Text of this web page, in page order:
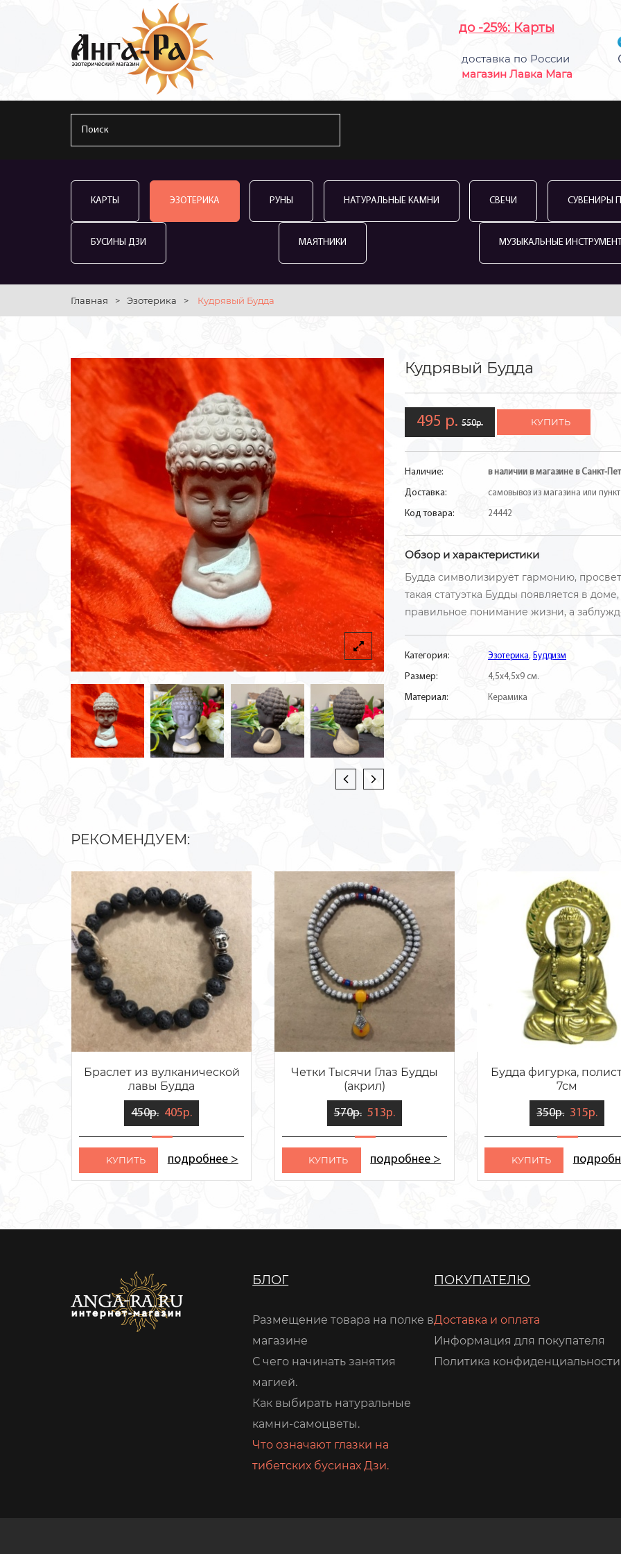
до -25%: Карты
доставка по России
магазин Лавка Мага
КАРТЫ ЭЗОТЕРИКА РУНЫ НАТУРАЛЬНЫЕ КАМНИ СВЕЧИ СУВЕНИРЫ
БУСИНЫ ДЗИ МАЯТНИКИ МУЗЫКАЛЬНЫЕ
Главная > Эзотерика > Кудрявый Будда
Кудрявый Будда
495 р. 550р. КУПИТЬ
Наличие: в наличии в магазине в Санкт-
Доставка: самовывоз из магазина или
Код товара: 24442
Обзор и характеристики
Будда символизирует гармонию,
такая статуэтка Будды появляется в
правильное понимание жизни, а
Категория: Эзотерика, Буддизм
Размер: 4,5х4,5х9 см.
Материал: Керамика
РЕКОМЕНДУЕМ:
Браслет из вулканической
лавы Будда
450р. 405р.
KУПИТЬ подробнее >
Четки Тысячи Глаз Будды
(акрил)
570р. 513р.
KУПИТЬ подробнее >
Будда фигурка,
7см
350р. 315р.
KУПИТЬ
БЛОГ
Размещение товара на полке в
магазине
С чего начинать занятия
магией.
Как выбирать натуральные
камни-самоцветы.
Что означают глазки на
тибетских бусинах Дзи.
ПОКУПАТЕЛЮ
Доставка и оплата
Информация для покупателя
Политика конфиденциальности